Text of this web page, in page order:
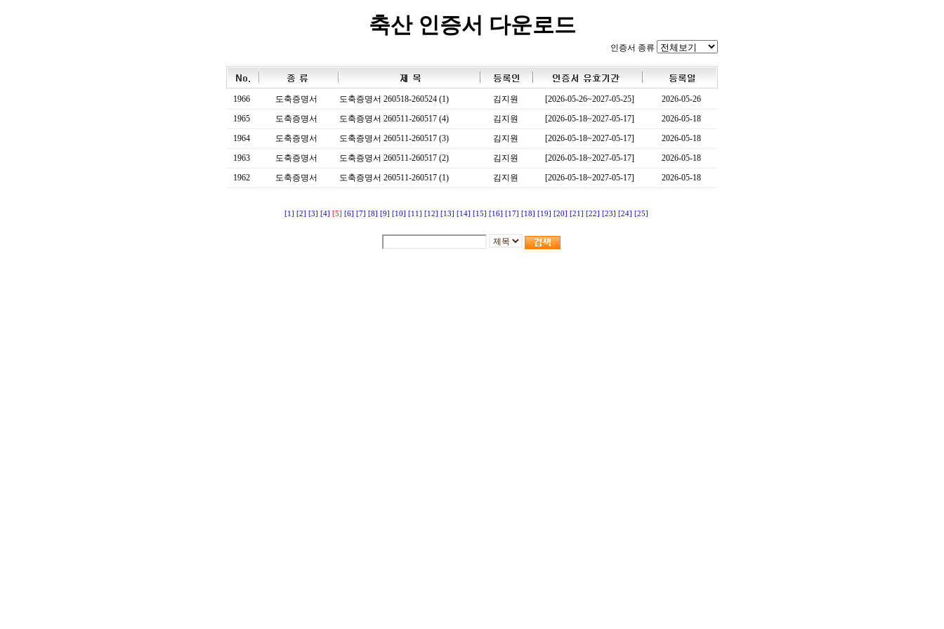
축산 인증서 다운로드
인증서 종류
1966 도축증명서 도축증명서 260518-260524 (1) 김지원 [2026-05-26~2027-05-25]
2026-05-26
1965
도축증명서 도축증명서 260511-260517 (4) 김지원 [2026-05-18~2027-05-17]
2026-05-18
1964
도축증명서 도축증명서 260511-260517 (3) 김지원 [2026-05-18~2027-05-17]
2026-05-18
1963
도축증명서 도축증명서 260511-260517 (2) 김지원 [2026-05-18~2027-05-17]
2026-05-18
1962
도축증명서 도축증명서 260511-260517 (1) 김지원 [2026-05-18~2027-05-17] 2026-05-18
[1] [2] [3] [4] [5] [6] [7] [8] [9] [10] [11] [12] [13] [14] [15] [16] [17] [18] [19] [20] [21] [22] [23] [24] [25]